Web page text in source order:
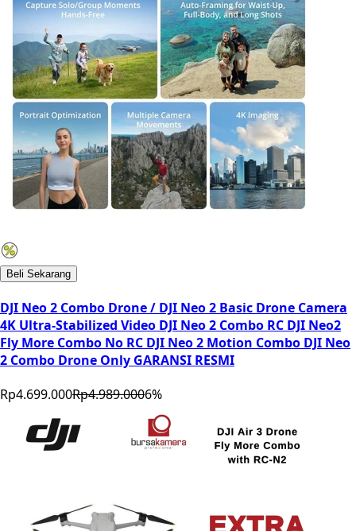
Beli Sekarang
DJI Neo 2 Combo Drone / DJI Neo 2 Basic Drone Camera
4K Ultra-Stabilized Video DJI Neo 2 Combo RC DJI Neo2
Fly More Combo No RC DJI Neo 2 Motion Combo DJI Neo
2 Combo Drone Only GARANSI RESMI
Rp4.699.000Rp4.989.0006%